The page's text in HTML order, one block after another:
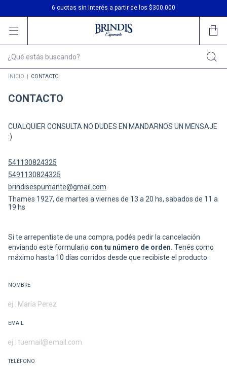
6 cuotas sin interés a partir de los $300.000
Envío gratis en compras desde $200.000
INICIO CONTACTO
CONTACTO
CUALQUIER CONSULTA NO DUDES EN MANDARNOS UN MENSAJE
:)
541130824325
5491130824325
brindisespumante@gmail.com
Thames 1927, de martes a viernes de 13 a 20 hs, sabados de 11 a
19 hs
Si te arrepentiste de una compra, podés pedir la cancelación
enviando este formulario con tu número de orden. Tenés como
máximo hasta 10 días corridos desde que recibiste el producto.
NOMBRE
EMAIL
TELÉFONO